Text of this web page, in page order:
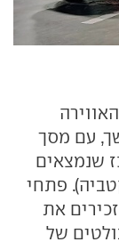
עם מסך
שנמצאים
פתחי
את
של